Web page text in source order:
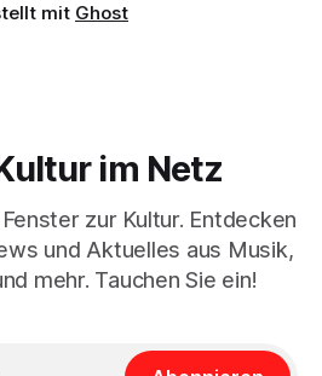
mit Ghost
im Netz
zur Kultur. Entdecken
und Aktuelles aus Musik,
mehr. Tauchen Sie ein!